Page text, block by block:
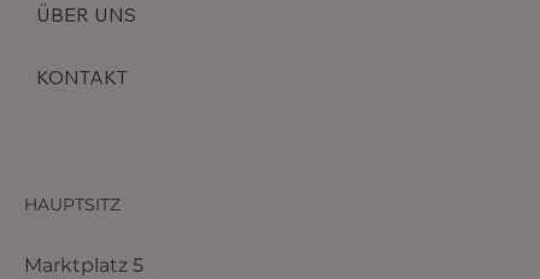
ÜBER UNS
KONTAKT
Marktplatz 5
HAUPTSITZ